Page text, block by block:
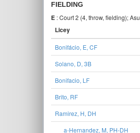
FIELDING
E : Court 2 (4, throw, fielding);
Licey
Bonifácio, E, CF
Solano, D, 3B
Bonifacio, LF
Brito, RF
Ramirez, H, DH
a-Hernandez, M, PH-DH